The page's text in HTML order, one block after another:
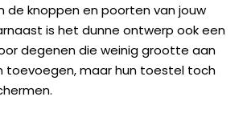
de knoppen en poorten van jouw
is het dunne ontwerp ook een
degenen die weinig grootte aan
toevoegen, maar hun toestel toch